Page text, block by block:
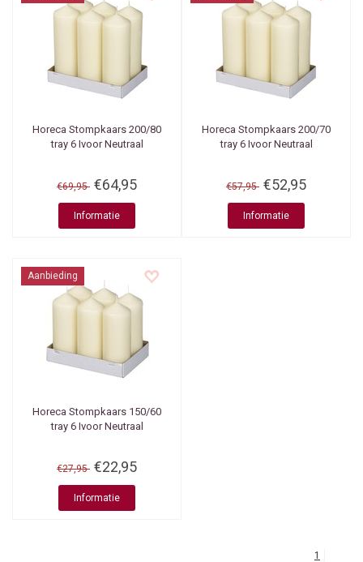
Horeca Stompkaars 200/80
tray 6 Ivoor Neutraal
€69,95 €64,95
Informatie
Horeca Stompkaars 200/70
tray 6 Ivoor Neutraal
€57,95 €52,95
Informatie
Aanbieding
Horeca Stompkaars 150/60
tray 6 Ivoor Neutraal
€27,95 €22,95
Informatie
1